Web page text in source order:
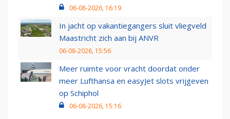
06-08-2026, 16:19
In jacht op vakantiegangers sluit vliegveld
Maastricht zich aan bij ANVR
06-08-2026, 15:56
Meer ruimte voor vracht doordat onder
meer Lufthansa en easyJet slots vrijgeven
op Schiphol
06-08-2026, 15:16